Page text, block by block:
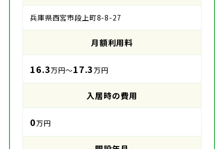
兵庫県西宮市段上町8-8-27
月額利用料
16.3万円～17.3 万円
入居時の費用
0万円